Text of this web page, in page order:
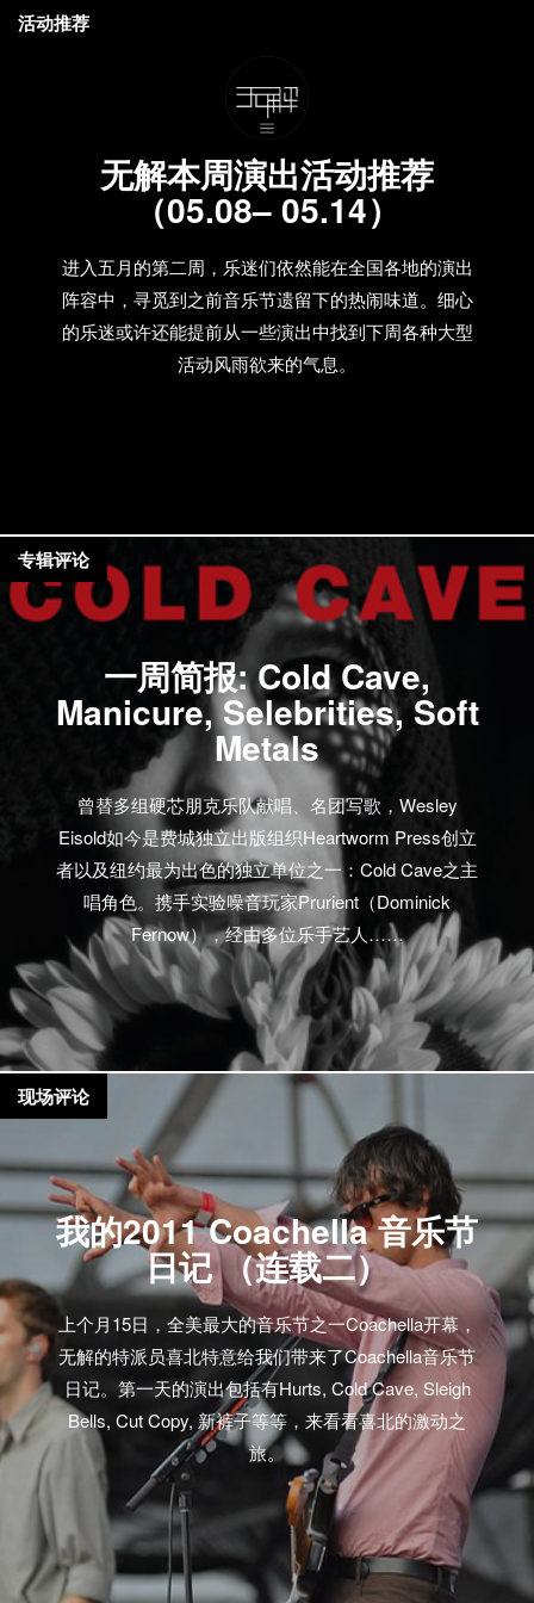
无解本周演出活动推荐
（05.08– 05.14）
进入五月的第二周，乐迷们依然能在全国各地的演出
阵容中，寻觅到之前音乐节遗留下的热闹味道。细心
的乐迷或许还能提前从一些演出中找到下周各种大型
活动风雨欲来的气息。
活动推荐
一周简报: Cold Cave,
Manicure, Selebrities, Soft
Metals
曾替多组硬芯朋克乐队献唱、名团写歌，Wesley
Eisold如今是费城独立出版组织Heartworm Press创立
者以及纽约最为出色的独立单位之一：Cold Cave之主
唱角色。携手实验噪音玩家Prurient（Dominick
Fernow），经由多位乐手艺人……
专辑评论
我的2011 Coachella 音乐节
日记 （连载二）
上个月15日，全美最大的音乐节之一Coachella开幕，
无解的特派员喜北特意给我们带来了Coachella音乐节
日记。第一天的演出包括有Hurts, Cold Cave, Sleigh
Bells, Cut Copy, 新裤子等等，来看看喜北的激动之
旅。
现场评论